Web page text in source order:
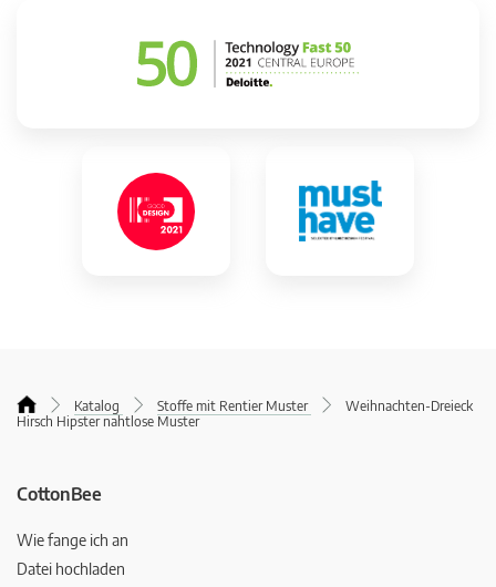
Katalog Stoffe mit Rentier Muster
Weihnachten-Dreieck
Hirsch Hipster nahtlose Muster
CottonBee
Wie fange ich an
Datei hochladen